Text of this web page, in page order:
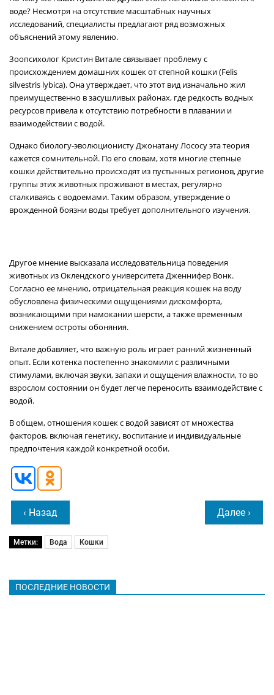
воде? Несмотря на отсутствие масштабных научных
исследований, специалисты предлагают ряд возможных
объяснений этому явлению.
Зоопсихолог Кристин Витале связывает проблему с
происхождением домашних кошек от степной кошки (Felis
silvestris lybica). Она утверждает, что этот вид изначально жил
преимущественно в засушливых районах, где редкость водных
ресурсов привела к отсутствию потребности в плавании и
взаимодействии с водой.
Однако биологу-эволюционисту Джонатану Лососу эта теория
кажется сомнительной. По его словам, хотя многие степные
кошки действительно происходят из пустынных регионов, другие
группы этих животных проживают в местах, регулярно
сталкиваясь с водоемами. Таким образом, утверждение о
врожденной боязни воды требует дополнительного изучения.
Другое мнение высказала исследовательница поведения
животных из Оклендского университета Дженнифер Вонк.
Согласно ее мнению, отрицательная реакция кошек на воду
обусловлена физическими ощущениями дискомфорта,
возникающими при намокании шерсти, а также временным
снижением остроты обоняния.
Витале добавляет, что важную роль играет ранний жизненный
опыт. Если котенка постепенно знакомили с различными
стимулами, включая звуки, запахи и ощущения влажности, то во
взрослом состоянии он будет легче переносить взаимодействие с
водой.
В общем, отношения кошек с водой зависят от множества
факторов, включая генетику, воспитание и индивидуальные
предпочтения каждой конкретной особи.
‹ Назад Далее ›
Метки: Вода Кошки
ПОСЛЕДНИЕ НОВОСТИ